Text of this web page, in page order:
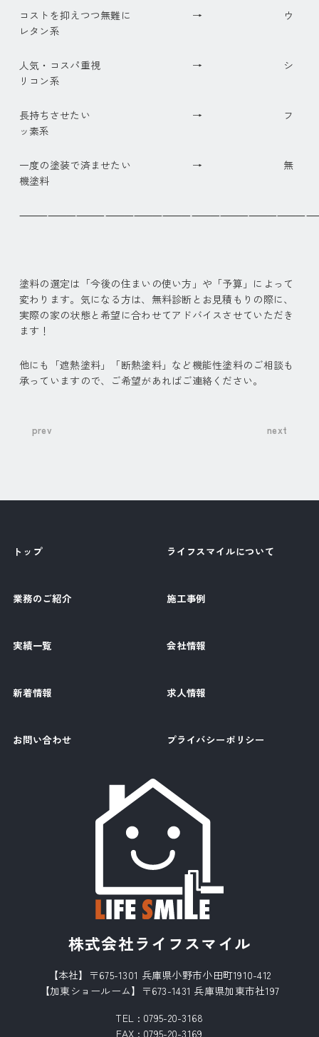
コストを抑えつつ無難に → ウ
レタン系
人気・コスパ重視 → シ
リコン系
長持ちさせたい → フ
ッ素系
一度の塗装で済ませたい → 無
機塗料
塗料の選定は「今後の住まいの使い方」や「予算」によって
変わります。気になる方は、無料診断とお見積もりの際に、
実際の家の状態と希望に合わせてアドバイスさせていただき
ます！
他にも「遮熱塗料」「断熱塗料」など機能性塗料のご相談も
承っていますので、ご希望があればご連絡ください。
prev next
株式会社ライフスマイル
【本社】〒675-1301 兵庫県小野市小田町1910-412
【加東ショールーム】〒673-1431 兵庫県加東市社197
TEL : 0795-20-3168
FAX : 0795-20-3169
トップ ライフスマイルについて
業務のご紹介 施工事例
実績一覧 会社情報
新着情報 求人情報
お問い合わせ プライバシーポリシー